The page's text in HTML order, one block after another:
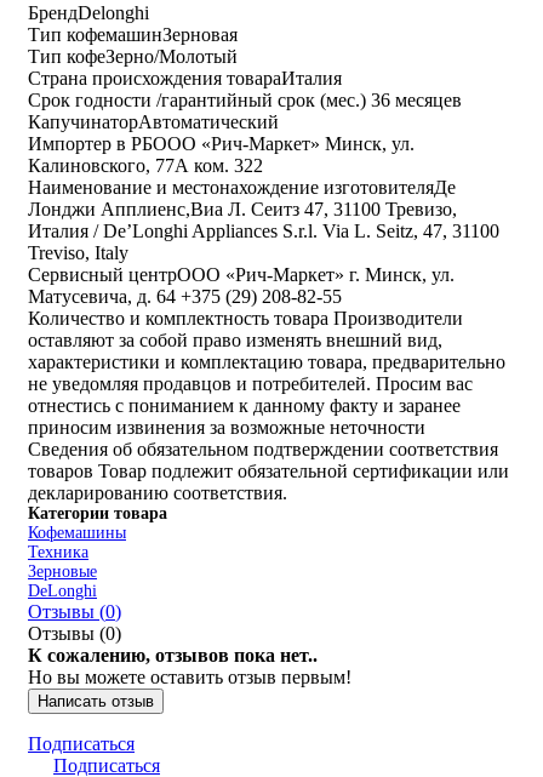
БрендDelonghi
Тип кофемашинЗерновая
Тип кофеЗерно/Молотый
Страна происхождения товараИталия
Срок годности /гарантийный срок (мес.) 36 месяцев
КапучинаторАвтоматический
Импортер в РБООО «Рич-Маркет» Минск, ул.
Калиновского, 77А ком. 322
Наименование и местонахождение изготовителяДе
Лонджи Апплиенс,Виа Л. Сеитз 47, 31100 Тревизо,
Италия / De’Longhi Appliances S.r.l. Via L. Seitz, 47, 31100
Treviso, Italy
Cервисный центрООО «Рич-Маркет» г. Минск, ул.
Матусевича, д. 64 +375 (29) 208-82-55
Количество и комплектность товара Производители
оставляют за собой право изменять внешний вид,
характеристики и комплектацию товара, предварительно
не уведомляя продавцов и потребителей. Просим вас
отнестись с пониманием к данному факту и заранее
приносим извинения за возможные неточности
Сведения об обязательном подтверждении соответствия
товаров Товар подлежит обязательной сертификации или
декларированию соответствия.
Категории товара
Кофемашины
Техника
Зерновые
DeLonghi
Отзывы (0)
Отзывы (0)
К сожалению, отзывов пока нет..
Но вы можете оставить отзыв первым!
Написать отзыв
Подписаться
Подписаться